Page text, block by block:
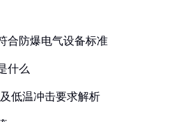
合防爆电气设备标准
什么
低温冲击要求解析